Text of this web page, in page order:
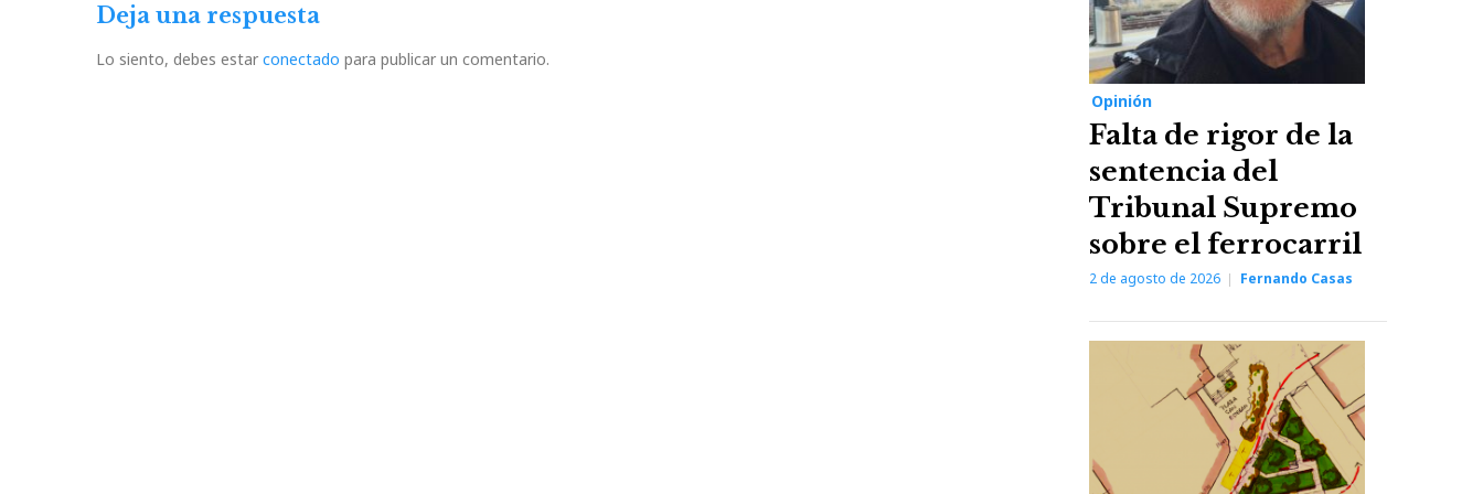
Deja una respuesta
Lo siento, debes estar conectado para publicar un comentario.
Opinión
Falta de rigor de la
sentencia del
Tribunal Supremo
sobre el ferrocarril
2 de agosto de 2026 Fernando Casas